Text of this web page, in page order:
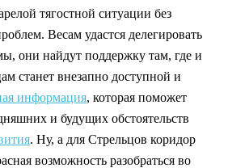
тягостной ситуации без
Весам удастся делегировать
они найдут поддержку там, где и
станет внезапно доступной и
информация, которая поможет
и будущих обстоятельств
. Ну, а для Стрельцов коридор
возможность разобраться во